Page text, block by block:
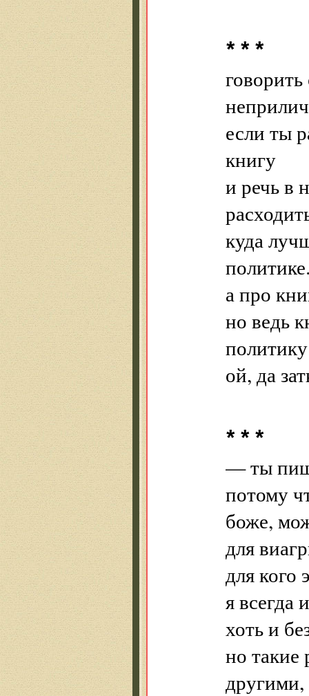
* * *
если ты
книгу
и речь в
куда
а про
но ведь
ой, да
* * *
— ты
потому
боже,
для
для кого
я всегда
хоть и
но такие